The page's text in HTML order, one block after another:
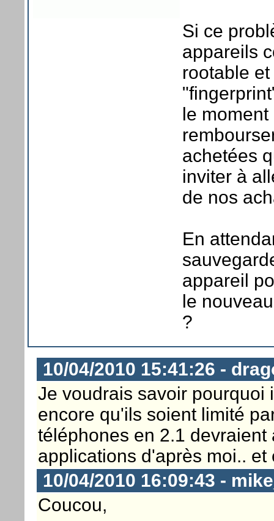
Si ce
appareils
rootable
le
achetées
inviter à
de nos
En
appareil
le
?
10/04/2010 15:41:26 -
Je voudrais savoir pourquoi
encore qu'ils soient limité
téléphones en 2.1
applications d'après moi.. et
10/04/2010 16:09:43 -
Coucou,